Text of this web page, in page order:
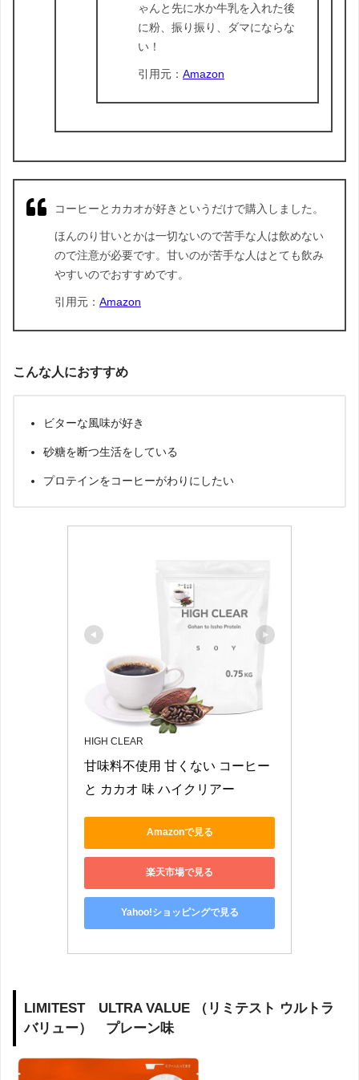
ゃんと先に水か牛乳を入れた後
に粉、振り振り、ダマにならな
い！
引用元： Amazon
コーヒーとカカオが好きというだけで購入しました。
ほんのり甘いとかは一切ないので苦手な人は飲めない
ので注意が必要です。甘いのが苦手な人はとても飲み
やすいのでおすすめです。
引用元： Amazon
こんな人におすすめ
ビターな風味が好き
砂糖を断つ生活をしている
プロテインをコーヒーがわりにしたい
HIGH CLEAR
甘味料不使用 甘くない コーヒー
と カカオ 味 ハイクリアー
Amazonで見る
楽天市場で見る
Yahoo!ショッピングで見る
LIMITEST ULTRA VALUE （リミテスト ウルトラ
バリュー） プレーン味